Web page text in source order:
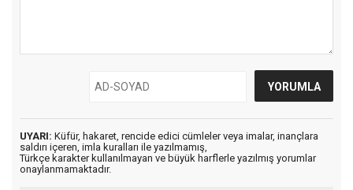
UYARI: Küfür, hakaret, rencide edici cümleler veya imalar, inançlara
saldırı içeren, imla kuralları ile yazılmamış,
Türkçe karakter kullanılmayan ve büyük harflerle yazılmış yorumlar
onaylanmamaktadır.